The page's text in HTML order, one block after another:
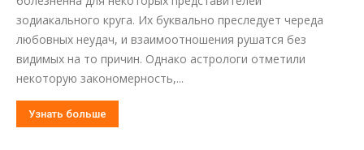
зодиакального круга. Их буквально преследует череда
любовных неудач, и взаимоотношения рушатся без
видимых на то причин. Однако астрологи отметили
некоторую закономерность,...
Узнать больше